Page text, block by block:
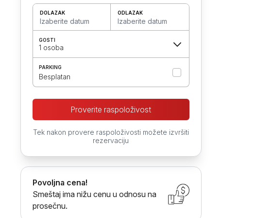
DOLAZAK
Izaberite datum
ODLAZAK
Izaberite datum
GOSTI
1 osoba
PARKING
Besplatan
Proverite raspoloživost
Tek nakon provere raspoloživosti možete izvršiti
rezervaciju
Povoljna cena!
Smeštaj ima nižu cenu u odnosu na
prosečnu.